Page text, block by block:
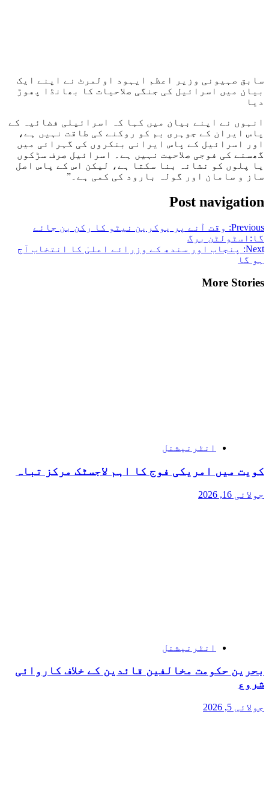
سابق صہیونی وزیر اعظم ایہود اولمرٹ نے اپنے ایک
بیان میں اسرائیل کی جنگی صلاحیات کا بھانڈا پھوڑ
دیا
انہوں نے اپنے بیان میں کہا کہ اسرائیلی فضائیہ کے
پاس ایران کے جوہری بم کو روکنے کی طاقت نہیں ہے،
اور اسرائیل کے پاس ایرانی بنکروں کی گہرائی میں
گھسنے کی فوجی صلاحیت نہیں ہے۔ اسرائیل صرف سڑکوں
یا پلوں کو نشانہ بنا سکتا ہے، لیکن اس کے پاس اصل
ساز و سامان اور گولہ بارود کی کمی ہے۔”
Post navigation
Previous:
وقت آنے پر یوکرین نیٹو کا رکن بن جائے
گا:اسٹولٹن برگ
Next:
پنجاب اور سندھ کے وزرائے اعلیٰ کا انتخاب آج
ہو گا
More Stories
انٹرنیشنل
کویت میں امریکی فوج کا اہم لاجسٹک مرکز تباہ
جولائی 16, 2026
انٹرنیشنل
بحرین حکومت مخالفین قائدین کے خلاف کاروائی
شروع
جولائی 5, 2026